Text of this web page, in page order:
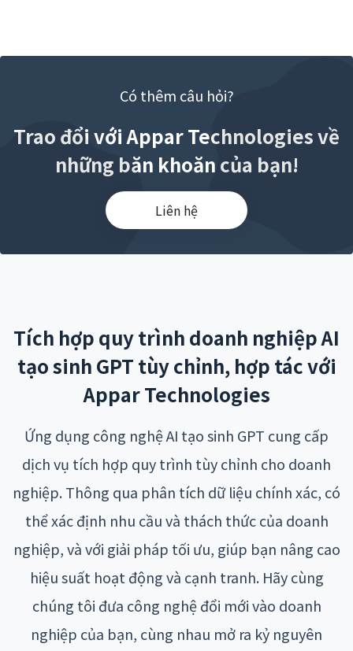
Có thêm câu hỏi?
Trao đổi với Appar Technologies về
những băn khoăn của bạn!
Liên hệ
Tích hợp quy trình doanh nghiệp AI
tạo sinh GPT tùy chỉnh, hợp tác với
Appar Technologies
Ứng dụng công nghệ AI tạo sinh GPT cung cấp
dịch vụ tích hợp quy trình tùy chỉnh cho doanh
nghiệp. Thông qua phân tích dữ liệu chính xác, có
thể xác định nhu cầu và thách thức của doanh
nghiệp, và với giải pháp tối ưu, giúp bạn nâng cao
hiệu suất hoạt động và cạnh tranh. Hãy cùng
chúng tôi đưa công nghệ đổi mới vào doanh
nghiệp của bạn, cùng nhau mở ra kỷ nguyên